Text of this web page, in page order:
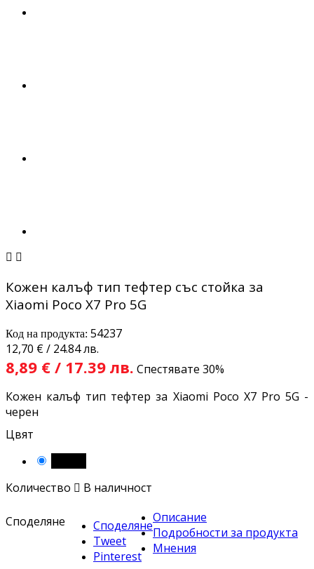
 
Кожен калъф тип тефтер със стойка за
Xiaomi Poco X7 Pro 5G
Код на продукта: 54237
12,70 € / 24.84 лв.
8,89 € / 17.39 лв. Спестявате 30%
Кожен калъф тип тефтер за Xiaomi Poco X7 Pro 5G -
черен
Цвят
Количество  В наличност
Споделяне
Споделяне
Tweet
Pinterest
Описание
Подробности за продукта
Мнения